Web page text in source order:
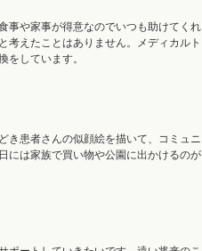
事や家事が得意なのでいつも助けてくれ
考えたことはありません。メディカルト
をしています。
き患者さんの似顔絵を描いて、コミュニ
には家族で買い物や公園に出かけるのが